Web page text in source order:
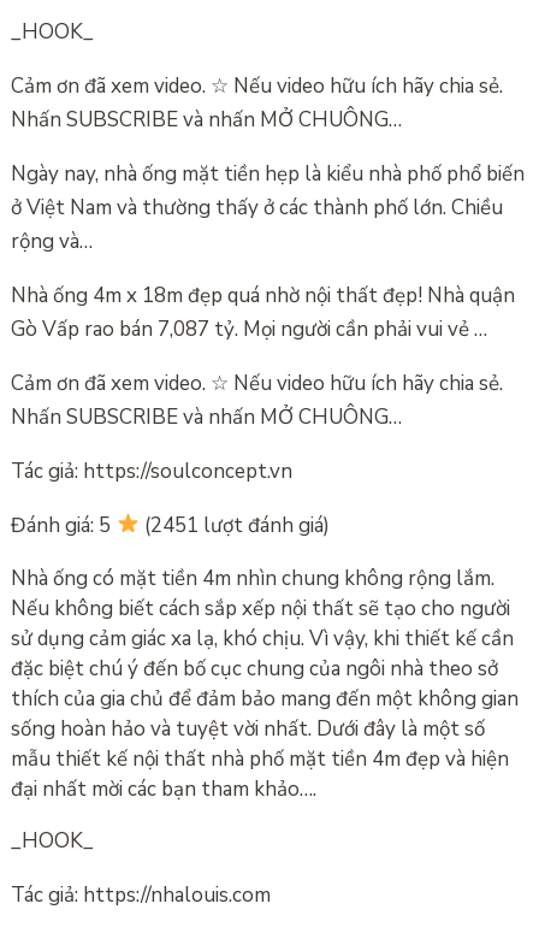
_HOOK_
Cảm ơn đã xem video. ☆ Nếu video hữu ích hãy chia sẻ.
Nhấn SUBSCRIBE và nhấn MỞ CHUÔNG…
Ngày nay, nhà ống mặt tiền hẹp là kiểu nhà phố phổ biến
ở Việt Nam và thường thấy ở các thành phố lớn. Chiều
rộng và…
Nhà ống 4m x 18m đẹp quá nhờ nội thất đẹp! Nhà quận
Gò Vấp rao bán 7,087 tỷ. Mọi người cần phải vui vẻ …
Cảm ơn đã xem video. ☆ Nếu video hữu ích hãy chia sẻ.
Nhấn SUBSCRIBE và nhấn MỞ CHUÔNG…
Tác giả: https://soulconcept.vn
Đánh giá: 5
(2451 lượt đánh giá)
Nhà ống có mặt tiền 4m nhìn chung không rộng lắm.
Nếu không biết cách sắp xếp nội thất sẽ tạo cho người
sử dụng cảm giác xa lạ, khó chịu. Vì vậy, khi thiết kế cần
đặc biệt chú ý đến bố cục chung của ngôi nhà theo sở
thích của gia chủ để đảm bảo mang đến một không gian
sống hoàn hảo và tuyệt vời nhất. Dưới đây là một số
mẫu thiết kế nội thất nhà phố mặt tiền 4m đẹp và hiện
đại nhất mời các bạn tham khảo….
_HOOK_
Tác giả: https://nhalouis.com